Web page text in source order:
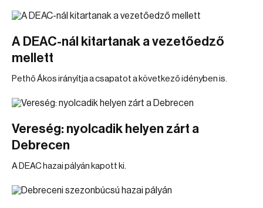
A DEAC-nál kitartanak a vezetőedző
mellett
Pethő Ákos irányítja a csapatot a következő idényben is.
Vereség: nyolcadik helyen zárt a
Debrecen
A DEAC hazai pályán kapott ki.